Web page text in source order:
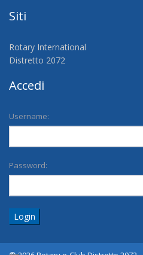
Siti
Rotary International
Distretto 2072
Accedi
Username:
Password:
Login